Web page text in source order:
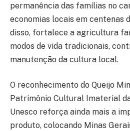
permanência das famílias no
economias locais em centenas
disso, fortalece a agricultura
modos de vida tradicionais,
manutenção da cultura local.
O reconhecimento do Queijo
Patrimônio Cultural Imaterial
Unesco reforça ainda mais a
produto, colocando Minas